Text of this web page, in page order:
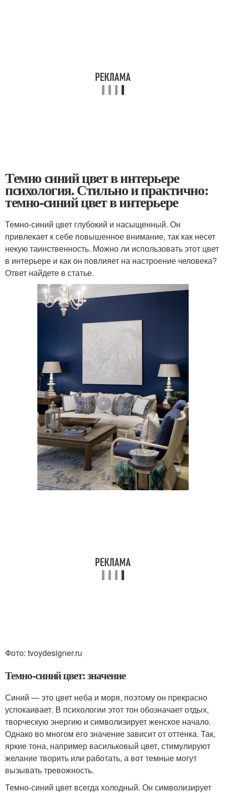
Темно синий цвет в интерьере
психология. Стильно и практично:
темно-синий цвет в интерьере
Темно-синий цвет глубокий и насыщенный. Он
привлекает к себе повышенное внимание, так как несет
некую таинственность. Можно ли использовать этот цвет
в интерьере и как он повлияет на настроение человека?
Ответ найдете в статье.
Фото: tvoydesigner.ru
Темно-синий цвет: значение
Синий — это цвет неба и моря, поэтому он прекрасно
успокаивает. В психологии этот тон обозначает отдых,
творческую энергию и символизирует женское начало.
Однако во многом его значение зависит от оттенка. Так,
яркие тона, например васильковый цвет, стимулируют
желание творить или работать, а вот темные могут
вызывать тревожность.
Темно-синий цвет всегда холодный. Он символизирует